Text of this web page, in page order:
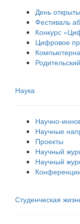
День
Фестиваль
Конкурс
Цифровое
Наука
Научно-
Научные
Проекты
Научный
Научный
Студенческая